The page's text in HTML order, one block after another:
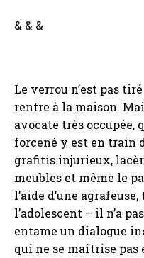
& & &
Le verrou n’est pas
rentre à la maison.
avocate très occupée,
forcené y est en train
grafitis injurieux,
meubles et même le
l’aide d’une
l’adolescent – il n’a
entame un dialogue
qui ne se maîtrise